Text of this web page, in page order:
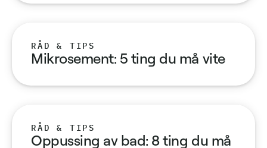
RÅD & TIPS
Mikrosement: 5 ting du må vite
RÅD & TIPS
Oppussing av bad: 8 ting du må